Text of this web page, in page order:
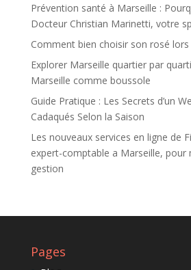
Prévention santé à Marseille :
Docteur Christian Marinetti, votre
Comment bien choisir son rosé
Explorer Marseille quartier par
Marseille comme boussole
Guide Pratique : Les Secrets d’un
Cadaqués Selon la Saison
Les nouveaux services en ligne de
expert-comptable a Marseille, pour
gestion
Pages